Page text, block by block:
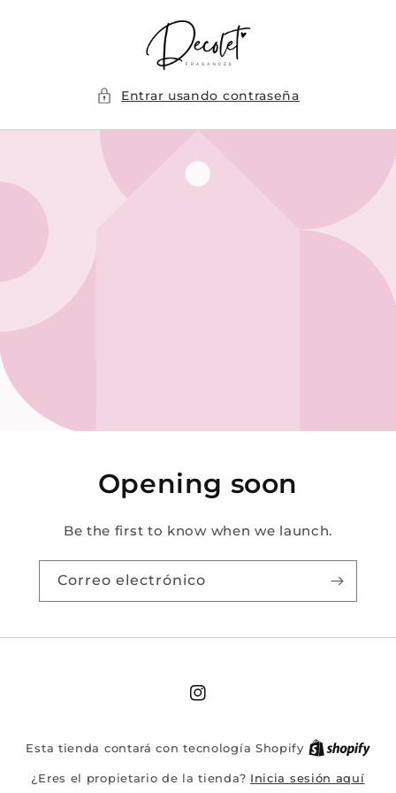
Entrar usando contraseña
Opening soon
Be the first to know when we launch.
Correo electrónico
Instagram
Esta tienda contará con tecnología Shopify
¿Eres el propietario de la tienda? Inicia sesión aquí